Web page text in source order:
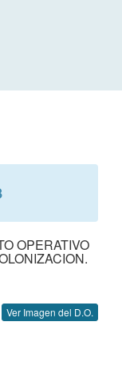
OPERATIVO
Ver Imagen del D.O.